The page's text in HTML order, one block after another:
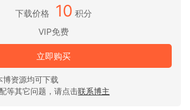
下载价格 10 积分
VIP免费
立即购买
博资源均可下载
等其它问题，请点击联系博主